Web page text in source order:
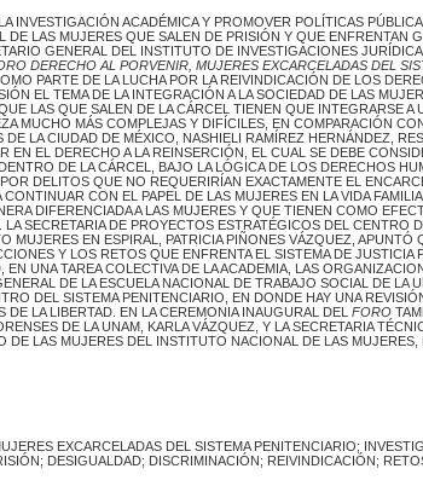
INVESTIGACIÓN ACADÉMICA Y PROMOVER POLÍTICAS
DE LAS MUJERES QUE SALEN DE PRISIÓN Y QUE ENFRENTAN
GENERAL DEL INSTITUTO DE INVESTIGACIONES
DERECHO AL PORVENIR, MUJERES EXCARCELADAS DEL
PARTE DE LA LUCHA POR LA REIVINDICACIÓN DE LOS
EL TEMA DE LA INTEGRACIÓN A LA SOCIEDAD DE LAS
LAS QUE SALEN DE LA CÁRCEL TIENEN QUE INTEGRARSE
MUCHO MÁS COMPLEJAS Y DIFÍCILES, EN COMPARACIÓN
LA CIUDAD DE MÉXICO, NASHIELI RAMÍREZ HERNÁNDEZ,
EN EL DERECHO A LA REINSERCIÓN, EL CUAL SE DEBE
DE LA CÁRCEL, BAJO LA LÓGICA DE LOS DERECHOS
DELITOS QUE NO REQUERIRÍAN EXACTAMENTE EL
CON EL PAPEL DE LAS MUJERES EN LA VIDA
DIFERENCIADA A LAS MUJERES Y QUE TIENEN COMO
SECRETARIA DE PROYECTOS ESTRATÉGICOS DEL CENTRO
MUJERES EN ESPIRAL, PATRICIA PIÑONES VÁZQUEZ,
Y LOS RETOS QUE ENFRENTA EL SISTEMA DE JUSTICIA
EN UNA TAREA COLECTIVA DE LA ACADEMIA, LAS
DE LA ESCUELA NACIONAL DE TRABAJO SOCIAL DE LA
DEL SISTEMA PENITENCIARIO, EN DONDE HAY UNA
DE LA LIBERTAD. EN LA CEREMONIA INAUGURAL DEL FORO
DE LA UNAM, KARLA VÁZQUEZ, Y LA SECRETARIA
DE LAS MUJERES DEL INSTITUTO NACIONAL DE LAS MUJERES,
EXCARCELADAS DEL SISTEMA PENITENCIARIO;
DESIGUALDAD; DISCRIMINACIÓN; REIVINDICACIÓN;